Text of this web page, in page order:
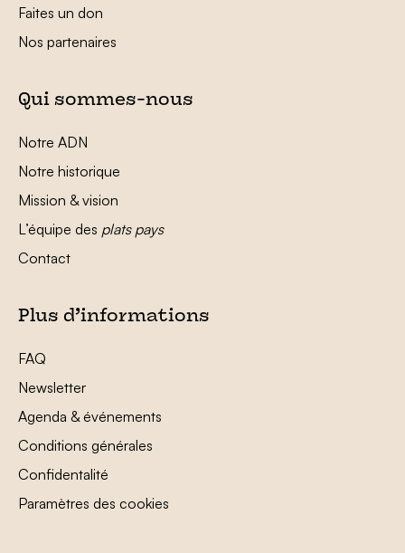
Faites un don
Nos partenaires
Qui sommes-nous
Notre ADN
Notre historique
Mission & vision
L’équipe des plats pays
Contact
Plus d’informations
FAQ
Newsletter
Agenda & événements
Conditions générales
Confidentalité
Paramètres des cookies